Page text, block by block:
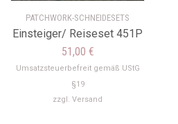
PATCHWORK-SCHNEIDESETS
Einsteiger/ Reiseset 451P
51,00 €
Umsatzsteuerbefreit gemäß UStG
§19
zzgl. Versand